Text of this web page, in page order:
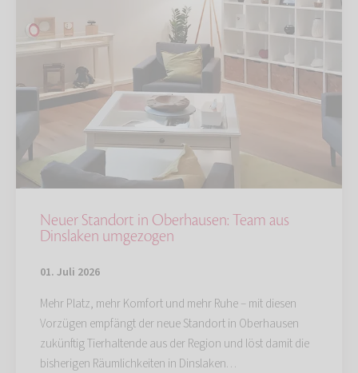
Neuer Standort in Oberhausen: Team aus
Dinslaken umgezogen
01. Juli 2026
Mehr Platz, mehr Komfort und mehr Ruhe – mit diesen
Vorzügen empfängt der neue Standort in Oberhausen
zukünftig Tierhaltende aus der Region und löst damit die
bisherigen Räumlichkeiten in Dinslaken…